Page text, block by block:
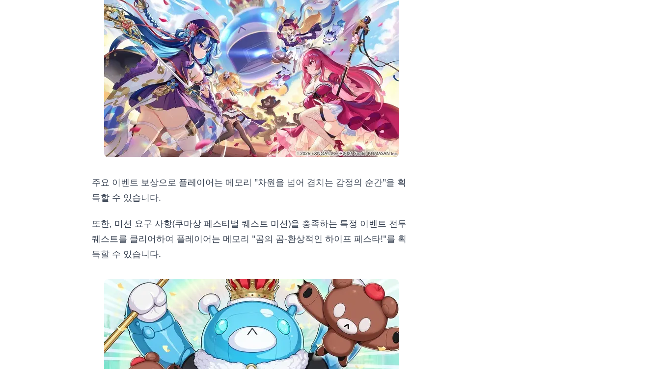
주요 이벤트 보상으로 플레이어는 메모리 "차원을 넘어 겹치는 감정의 순간"을 획
득할 수 있습니다.
또한, 미션 요구 사항(쿠마상 페스티벌 퀘스트 미션)을 충족하는 특정 이벤트 전투
퀘스트를 클리어하여 플레이어는 메모리 "곰의 곰-환상적인 하이프 페스타!"를 획
득할 수 있습니다.